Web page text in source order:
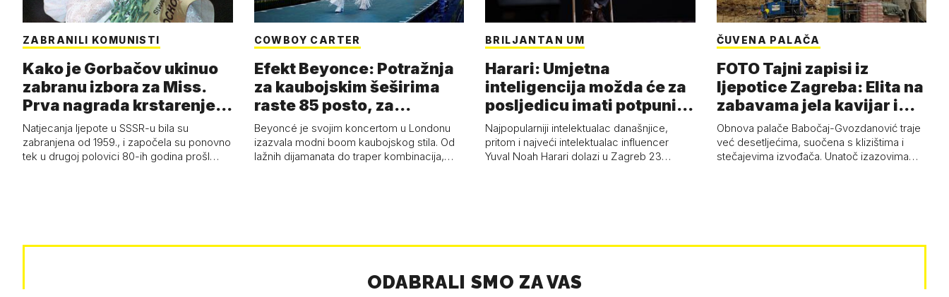
ZABRANILI KOMUNISTI
Kako je Gorbačov ukinuo
zabranu izbora za Miss.
Prva nagrada krstarenje
Jadran…
Natjecanja ljepote u SSSR-u bila su
zabranjena od 1959., i započela su ponovno
tek u drugoj polovici 80-ih godina prošl…
COWBOY CARTER
Efekt Beyonce: Potražnja
za kaubojskim šeširima
raste 85 posto, za
čizmama 53 p…
Beyoncé je svojim koncertom u Londonu
izazvala modni boom kaubojskog stila. Od
lažnih dijamanata do traper kombinacija,…
BRILJANTAN UM
Harari: Umjetna
inteligencija možda će za
posljedicu imati potpuni
kolaps čovje…
Najpopularniji intelektualac današnjice,
pritom i najveći intelektualac influencer
Yuval Noah Harari dolazi u Zagreb 23…
ČUVENA PALAČA
FOTO Tajni zapisi iz
ljepotice Zagreba: Elita na
zabavama jela kavijar i
pud…
Obnova palače Babočaj-Gvozdanović traje
već desetljećima, suočena s klizištima i
stečajevima izvođača. Unatoč izazovima…